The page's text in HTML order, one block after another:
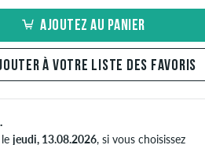
AJOUTEZ AU PANIER
À VOTRE LISTE DES FAVORIS
lejeudi, 13.08.2026, si vous choisissez